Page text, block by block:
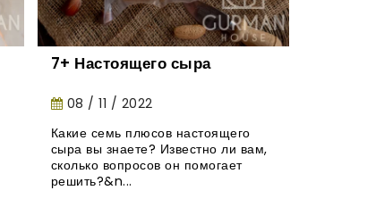
7+ Настоящего сыра
08 / 11 / 2022
Какие семь плюсов настоящего
сыра вы знаете? Известно ли вам,
сколько вопросов он помогает
решить?&n...